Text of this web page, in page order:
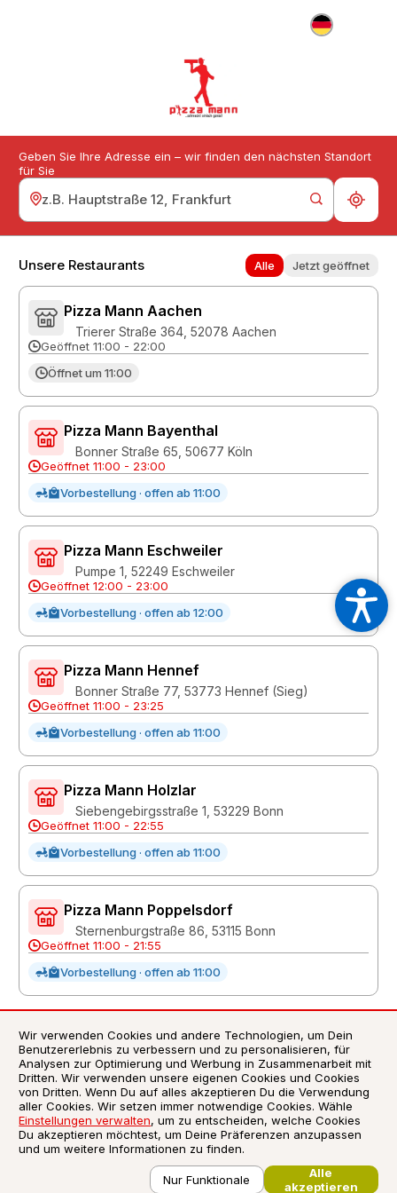
Geben Sie Ihre Adresse ein – wir finden den nächsten Standort
für Sie
Unsere Restaurants Alle Jetzt geöffnet
Pizza Mann Aachen
Trierer Straße 364, 52078 Aachen
Geöffnet 11:00 - 22:00
Öffnet um 11:00
Pizza Mann Bayenthal
Bonner Straße 65, 50677 Köln
Geöffnet 11:00 - 23:00
Vorbestellung · offen ab 11:00
Pizza Mann Eschweiler
Pumpe 1, 52249 Eschweiler
Geöffnet 12:00 - 23:00
Vorbestellung · offen ab 12:00
Pizza Mann Hennef
Bonner Straße 77, 53773 Hennef (Sieg)
Geöffnet 11:00 - 23:25
Vorbestellung · offen ab 11:00
Pizza Mann Holzlar
Siebengebirgsstraße 1, 53229 Bonn
Geöffnet 11:00 - 22:55
Vorbestellung · offen ab 11:00
Pizza Mann Poppelsdorf
Sternenburgstraße 86, 53115 Bonn
Geöffnet 11:00 - 21:55
Vorbestellung · offen ab 11:00
AGB
Datenschutzerklärung
Impressum
Verwendung von Cookies
• Unsere Restaurants in Ihrer Nähe •
©2026
Wir verwenden Cookies und andere Technologien, um Dein
Benutzererlebnis zu verbessern und zu personalisieren, für
Analysen zur Optimierung und Werbung in Zusammenarbeit mit
Dritten. Wir verwenden unsere eigenen Cookies und Cookies
von Dritten. Wenn Du auf alles akzeptieren Du die Verwendung
aller Cookies. Wir setzen immer notwendige Cookies. Wähle
Einstellungen verwalten, um zu entscheiden, welche Cookies
Du akzeptieren möchtest, um Deine Präferenzen anzupassen
und um weitere Informationen zu finden.
Nur Funktionale
Alle
akzeptieren